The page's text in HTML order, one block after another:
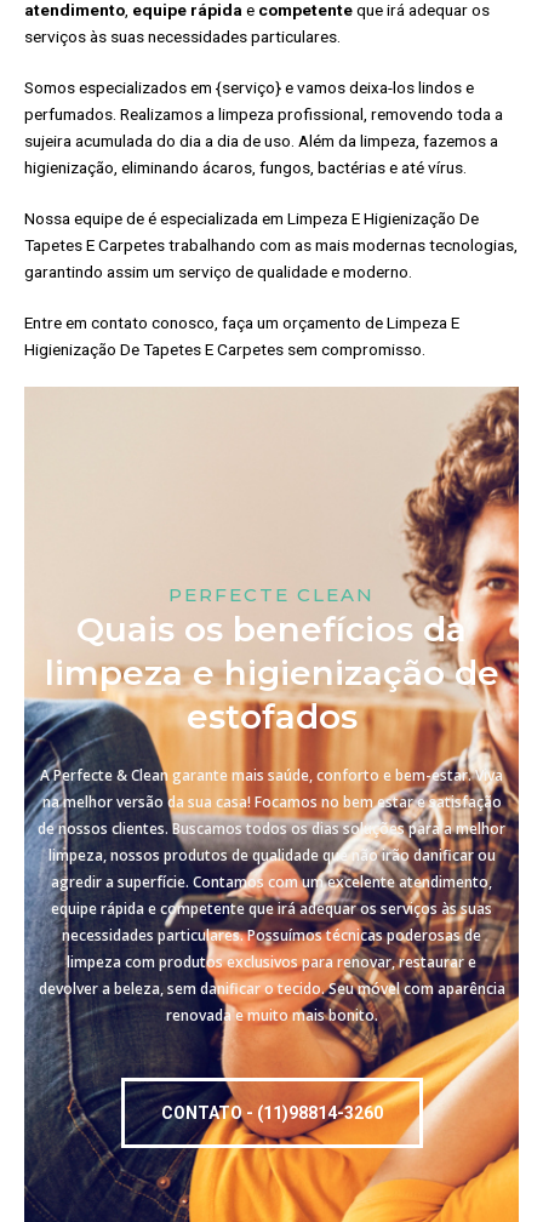
atendimento equipe rápida e competenteque irá adequar os
serviços às suas necessidades particulares.
Somos especializados em {serviço} e vamos deixa-los lindos e
perfumados. Realizamos a limpeza profissional, removendo toda a
sujeira acumulada do dia a dia de uso. Além da limpeza, fazemos a
higienização, eliminando ácaros, fungos, bactérias e até vírus.
Nossa equipe de é especializada em Limpeza E Higienização De
Tapetes E Carpetes trabalhando com as mais modernas tecnologias,
garantindo assim um serviço de qualidade e moderno.
Entre em contato conosco, faça um orçamento de Limpeza E
Higienização De Tapetes E Carpetes sem compromisso.
PERFECTE CLEAN
Quais os benefícios da
limpeza e higienização de
estofados
A Perfecte & Clean garante mais saúde, conforto e bem-estar. Viva
na melhor versão da sua casa! Focamos no bem estar e satisfação
de nossos clientes. Buscamos todos os dias soluções para a melhor
limpeza, nossos produtos de qualidade que não irão danificar ou
agredir a superfície. Contamos com um excelente atendimento,
equipe rápida e competente que irá adequar os serviços às suas
necessidades particulares. Possuímos técnicas poderosas de
limpeza com produtos exclusivos para renovar, restaurar e
devolver a beleza, sem danificar o tecido. Seu móvel com aparência
renovada e muito mais bonito.
CONTATO - (11)98814-3260